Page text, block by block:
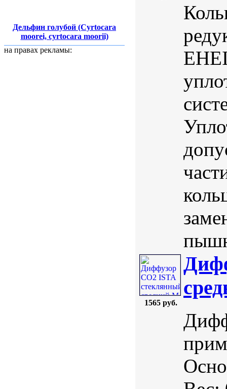
Дельфин голубой (Cyrtocara
moorei, cyrtocara moorii)
на правах рекламы:
1565 руб.